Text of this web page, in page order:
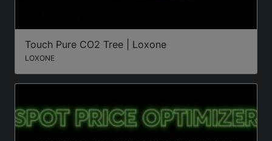
Touch Pure CO2 Tree | Loxone
LOXONE